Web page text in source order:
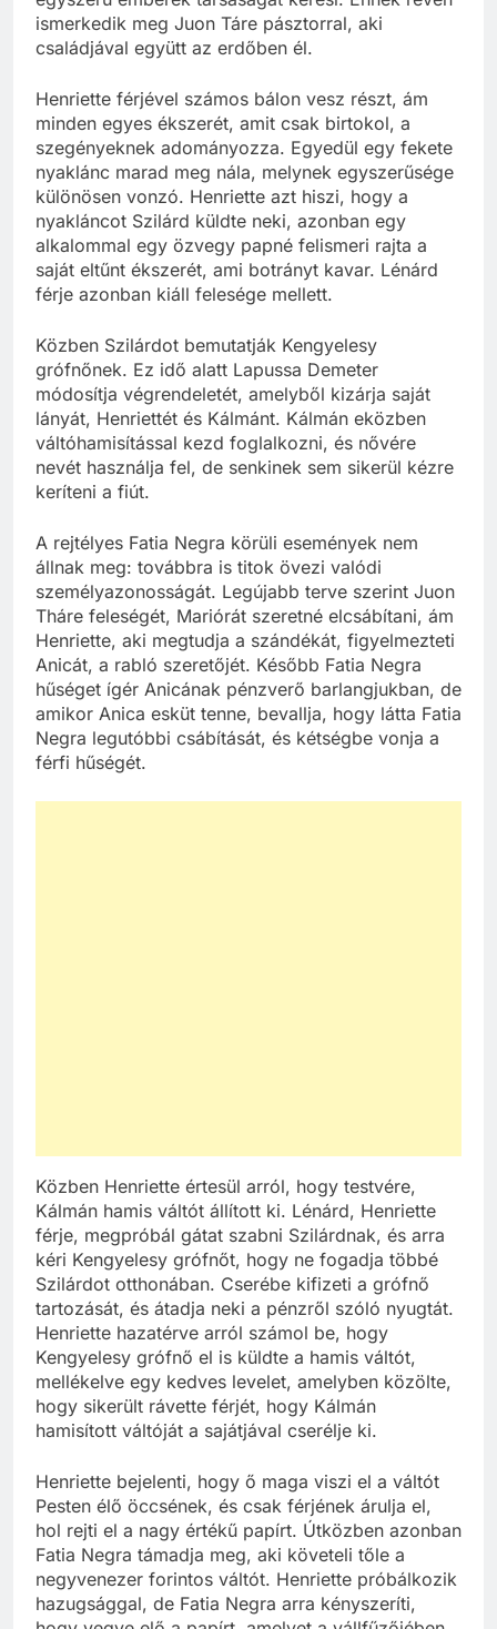
ismerkedik meg Juon Táre pásztorral, aki
családjával együtt az erdőben él.
Henriette férjével számos bálon vesz részt, ám
minden egyes ékszerét, amit csak birtokol, a
szegényeknek adományozza. Egyedül egy fekete
nyaklánc marad meg nála, melynek egyszerűsége
különösen vonzó. Henriette azt hiszi, hogy a
nyakláncot Szilárd küldte neki, azonban egy
alkalommal egy özvegy papné felismeri rajta a
saját eltűnt ékszerét, ami botrányt kavar. Lénárd
férje azonban kiáll felesége mellett.
Közben Szilárdot bemutatják Kengyelesy
grófnőnek. Ez idő alatt Lapussa Demeter
módosítja végrendeletét, amelyből kizárja saját
lányát, Henriettét és Kálmánt. Kálmán eközben
váltóhamisítással kezd foglalkozni, és nővére
nevét használja fel, de senkinek sem sikerül kézre
keríteni a fiút.
A rejtélyes Fatia Negra körüli események nem
állnak meg: továbbra is titok övezi valódi
személyazonosságát. Legújabb terve szerint Juon
Tháre feleségét, Mariórát szeretné elcsábítani, ám
Henriette, aki megtudja a szándékát, figyelmezteti
Anicát, a rabló szeretőjét. Később Fatia Negra
hűséget ígér Anicának pénzverő barlangjukban, de
amikor Anica esküt tenne, bevallja, hogy látta Fatia
Negra legutóbbi csábítását, és kétségbe vonja a
férfi hűségét.
Közben Henriette értesül arról, hogy testvére,
Kálmán hamis váltót állított ki. Lénárd, Henriette
férje, megpróbál gátat szabni Szilárdnak, és arra
kéri Kengyelesy grófnőt, hogy ne fogadja többé
Szilárdot otthonában. Cserébe kifizeti a grófnő
tartozását, és átadja neki a pénzről szóló nyugtát.
Henriette hazatérve arról számol be, hogy
Kengyelesy grófnő el is küldte a hamis váltót,
mellékelve egy kedves levelet, amelyben közölte,
hogy sikerült rávette férjét, hogy Kálmán
hamisított váltóját a sajátjával cserélje ki.
Henriette bejelenti, hogy ő maga viszi el a váltót
Pesten élő öccsének, és csak férjének árulja el,
hol rejti el a nagy értékű papírt. Útközben azonban
Fatia Negra támadja meg, aki követeli tőle a
negyvenezer forintos váltót. Henriette próbálkozik
hazugsággal, de Fatia Negra arra kényszeríti,